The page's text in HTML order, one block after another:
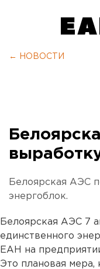
← НОВОСТИ
Белоярская АЭС
энергоблок.
Белоярская АЭС 7
единственного
ЕАН на
Это плановая мера,